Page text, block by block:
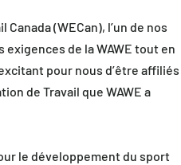
(WECan), l’un de nos
de la WAWE tout en
pour nous d’être affiliés
de Travail que WAWE a
le développement du sport